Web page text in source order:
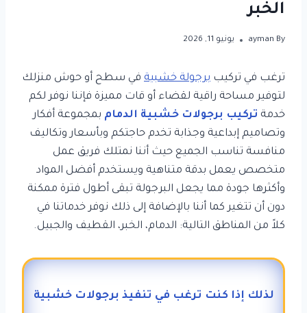
الخبر
By
ayman يونيو 11, 2026
ترغب في تركيب برجولة خشبية في سطح أو حوش منزلك
لتوفير مساحة راقية لقضاء أو قات مميزة فإننا نوفر لكم
خدمة تركيب برجولات خشبية الدمام بمجموعة أفكار
وتصاميم إبداعية وجذابة تخدم حاجتكم وبأسعار وتكاليف
منافسة تناسب الجميع حيث أننا نمتلك فريق عمل
متخصص يعمل بدقة متناهية ويستخدم أفضل المواد
وأكثرها جودة مما يجعل البرجولة تبقى أطول فترة ممكنة
دون أن تتغير كما أننا بالإضافة إلى ذلك نوفر خدماتنا في
كلاً من المناطق التالية: الدمام، الخبر، القطيف والجبيل.
لذلك إذا كنت ترغب في تنفيذ برجولات خشبية